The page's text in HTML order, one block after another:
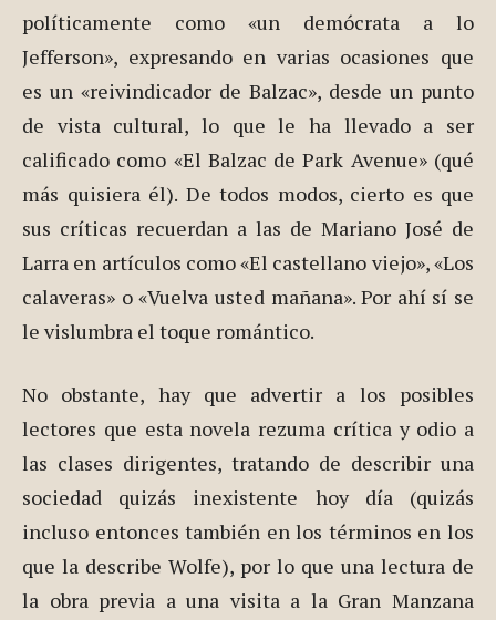
políticamente como «un demócrata a lo
Jefferson», expresando en varias ocasiones que
es un «reivindicador de Balzac», desde un punto
de vista cultural, lo que le ha llevado a ser
calificado como «El Balzac de Park Avenue» (qué
más quisiera él). De todos modos, cierto es que
sus críticas recuerdan a las de Mariano José de
Larra en artículos como «El castellano viejo», «Los
calaveras» o «Vuelva usted mañana». Por ahí sí se
le vislumbra el toque romántico.
No obstante, hay que advertir a los posibles
lectores que esta novela rezuma crítica y odio a
las clases dirigentes, tratando de describir una
sociedad quizás inexistente hoy día (quizás
incluso entonces también en los términos en los
que la describe Wolfe), por lo que una lectura de
la obra previa a una visita a la Gran Manzana